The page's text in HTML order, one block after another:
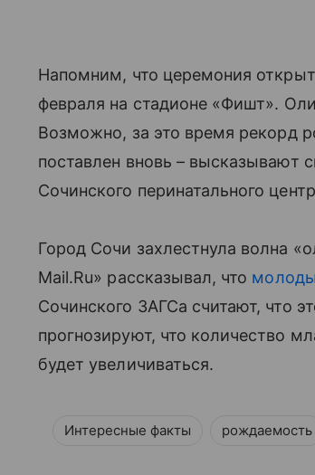
Напомним, что церемония
февраля на стадионе «Фишт».
Возможно, за это время рекорд
поставлен вновь – высказывают
Сочинского перинатального
Город Сочи захлестнула волна
Mail.Ru» рассказывал, что
Сочинского ЗАГСа считают, что
прогнозируют, что количество
будет увеличиваться.
Интересные факты рождаемость